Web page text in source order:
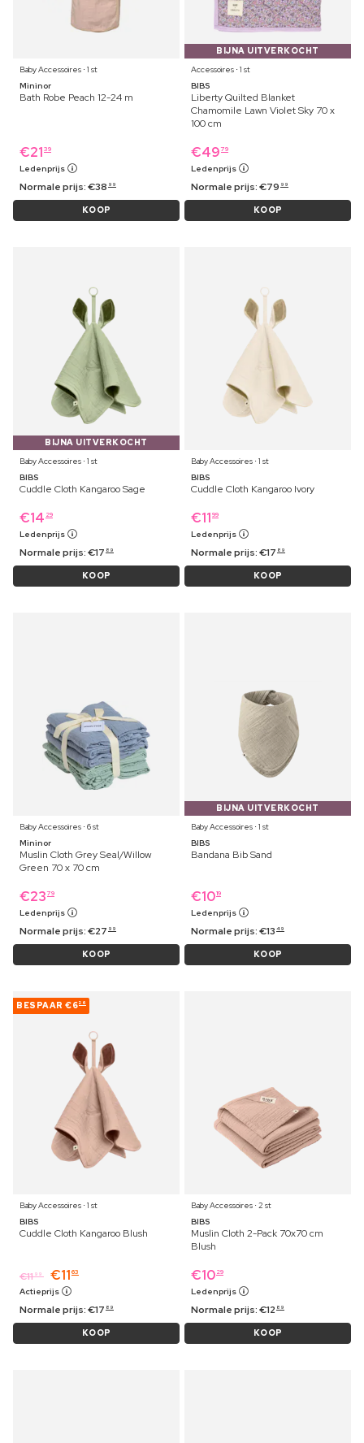
Baby Accessoires ⋅ 1 st
Mininor
Bath Robe Peach 12-24 m
€21 39
Ledenprijs
Normale prijs:€38 99
KOOP
BIJNA UITVERKOCHT
Accessoires ⋅ 1 st
BIBS
Liberty Quilted Blanket
Chamomile Lawn Violet Sky 70 x
100 cm
€49 79
Ledenprijs
Normale prijs:€79 99
KOOP
BIJNA UITVERKOCHT
Baby Accessoires ⋅ 1 st
BIBS
Cuddle Cloth Kangaroo Sage
€14 29
Ledenprijs
Normale prijs:€17 89
KOOP
Baby Accessoires ⋅ 1 st
BIBS
Cuddle Cloth Kangaroo Ivory
€11 99
Ledenprijs
Normale prijs:€17 89
KOOP
Baby Accessoires ⋅ 6 st
Mininor
Muslin Cloth Grey Seal/Willow
Green 70 x 70 cm
€23 79
Ledenprijs
Normale prijs:€27 99
KOOP
BIJNA UITVERKOCHT
Baby Accessoires ⋅ 1 st
BIBS
Bandana Bib Sand
€1019
Ledenprijs
Normale prijs:€13 49
KOOP
BESPAAR €626
Baby Accessoires ⋅ 1 st
BIBS
Cuddle Cloth Kangaroo Blush
€11 99 €11 63
Actieprijs
Normale prijs:€17 89
KOOP
Baby Accessoires ⋅ 2 st
BIBS
Muslin Cloth 2-Pack 70x70 cm
Blush
€10 29
Ledenprijs
Normale prijs:€12 89
KOOP